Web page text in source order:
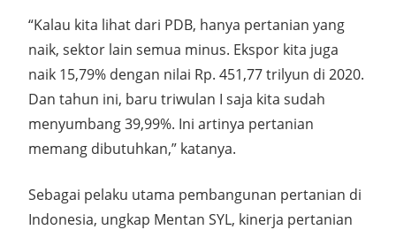
“Kalau kita lihat dari PDB, hanya pertanian yang
naik, sektor lain semua minus. Ekspor kita juga
naik 15,79% dengan nilai Rp. 451,77 trilyun di 2020.
Dan tahun ini, baru triwulan I saja kita sudah
menyumbang 39,99%. Ini artinya pertanian
memang dibutuhkan,” katanya.
Sebagai pelaku utama pembangunan pertanian di
Indonesia, ungkap Mentan SYL, kinerja pertanian